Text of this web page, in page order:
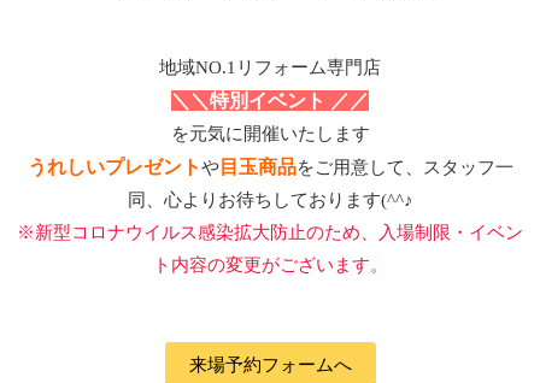
地域NO.1リフォーム専門店
＼＼特別イベント ／／
を元気に開催いたします
うれしいプレゼントや目玉商品をご用意して、スタッフ一
同、心よりお待ちしております(^^♪
※新型コロナウイルス感染拡大防止のため、入場制限・イベン
ト内容の変更がございます。
来場予約フォームへ